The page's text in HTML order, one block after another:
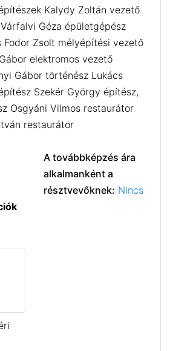
Kalydy Zoltán vezető
Géza épületgépész
Fodor Zsolt mélyépítési vezető
elektromos vezető
Gábor történész Lukács
Szekér György építész,
Osgyáni Vilmos restaurátor
restaurátor
A továbbképzés ára
alkalmanként a
résztvevőknek: Nincs